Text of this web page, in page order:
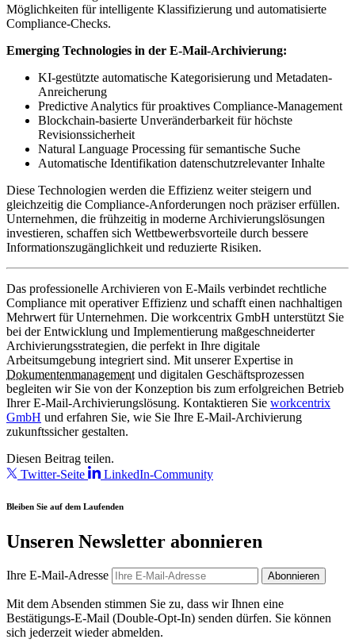
Möglichkeiten für intelligente Klassifizierung und automatisierte
Compliance-Checks.
Emerging Technologies in der E-Mail-Archivierung:
KI-gestützte automatische Kategorisierung und Metadaten-
Anreicherung
Predictive Analytics für proaktives Compliance-Management
Blockchain-basierte Unveränderbarkeit für höchste
Revisionssicherheit
Natural Language Processing für semantische Suche
Automatische Identifikation datenschutzrelevanter Inhalte
Diese Technologien werden die Effizienz weiter steigern und
gleichzeitig die Compliance-Anforderungen noch präziser erfüllen.
Unternehmen, die frühzeitig in moderne Archivierungslösungen
investieren, schaffen sich Wettbewerbsvorteile durch bessere
Informationszugänglichkeit und reduzierte Risiken.
Das professionelle Archivieren von E-Mails verbindet rechtliche
Compliance mit operativer Effizienz und schafft einen nachhaltigen
Mehrwert für Unternehmen. Die workcentrix GmbH unterstützt Sie
bei der Entwicklung und Implementierung maßgeschneiderter
Archivierungsstrategien, die perfekt in Ihre digitale
Arbeitsumgebung integriert sind. Mit unserer Expertise in
Dokumentenmanagement und digitalen Geschäftsprozessen
begleiten wir Sie von der Konzeption bis zum erfolgreichen Betrieb
Ihrer E-Mail-Archivierungslösung. Kontaktieren Sie workcentrix
GmbH und erfahren Sie, wie Sie Ihre E-Mail-Archivierung
zukunftssicher gestalten.
Diesen Beitrag teilen.
Twitter-Seite
LinkedIn-Community
Bleiben Sie auf dem Laufenden
Unseren Newsletter abonnieren
Ihre E-Mail-Adresse Abonnieren
Mit dem Absenden stimmen Sie zu, dass wir Ihnen eine
Bestätigungs-E-Mail (Double-Opt-In) senden dürfen. Sie können
sich jederzeit wieder abmelden.